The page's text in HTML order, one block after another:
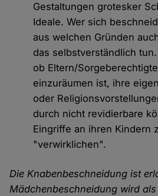
Gestaltungen grotesker
Ideale. Wer sich
aus welchen Gründen
das selbstverständlich
ob Eltern/
einzuräumen ist, ihre
oder
durch nicht revidierbare
Eingriffe an ihren Kindern
"verwirklichen".
Die Knabenbeschneidung ist
Mädchenbeschneidung wird als